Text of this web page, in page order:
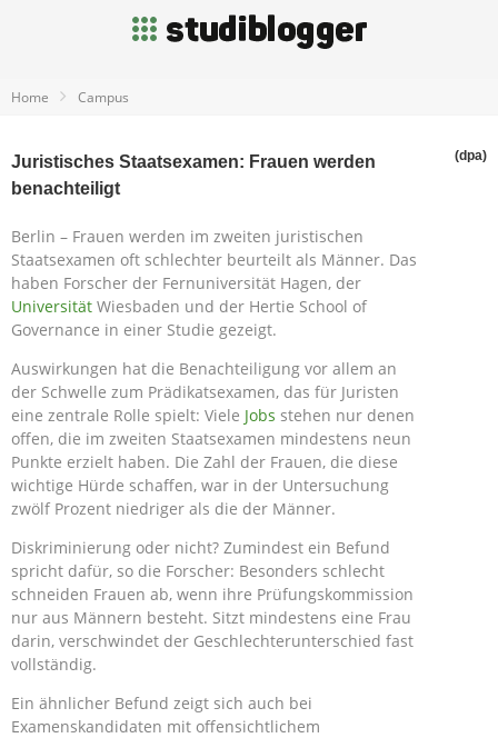
Home Campus
Juristisches Staatsexamen: Frauen werden
benachteiligt
(dpa)
Berlin – Frauen werden im zweiten juristischen
Staatsexamen oft schlechter beurteilt als Männer. Das
haben Forscher der Fernuniversität Hagen, der
Universität Wiesbaden und der Hertie School of
Governance in einer Studie gezeigt.
Auswirkungen hat die Benachteiligung vor allem an
der Schwelle zum Prädikatsexamen, das für Juristen
eine zentrale Rolle spielt: Viele Jobs stehen nur denen
offen, die im zweiten Staatsexamen mindestens neun
Punkte erzielt haben. Die Zahl der Frauen, die diese
wichtige Hürde schaffen, war in der Untersuchung
zwölf Prozent niedriger als die der Männer.
Diskriminierung oder nicht? Zumindest ein Befund
spricht dafür, so die Forscher: Besonders schlecht
schneiden Frauen ab, wenn ihre Prüfungskommission
nur aus Männern besteht. Sitzt mindestens eine Frau
darin, verschwindet der Geschlechterunterschied fast
vollständig.
Ein ähnlicher Befund zeigt sich auch bei
Examenskandidaten mit offensichtlichem